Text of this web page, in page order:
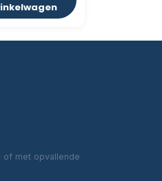
met opvallende